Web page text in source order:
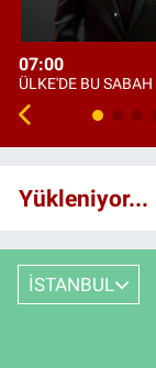
07:00
ÜLKE'DE BU SABAH
Yükleniyor...
İSTANBUL